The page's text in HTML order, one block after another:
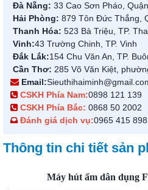
Đà Nẵng: 33 Cao Sơn Pháo,
Hải Phòng: 879 Tôn Đức Thắng,
Thanh Hóa: 523 Bà Triệu, TP.
Vinh:43 Trường Chinh, TP. Vinh
Đắk Lắk:154 Chu Văn An, TP.
Cần Thơ: 285 Võ Văn Kiệt,
Email:
CSKH Phía Nam:0898 121 139
CSKH Phía Bắc: 0868 50 2002
Đánh giá dịch vụ:0965 415 898
Thông tin chi tiết sản
Máy hút ẩm dân dụng